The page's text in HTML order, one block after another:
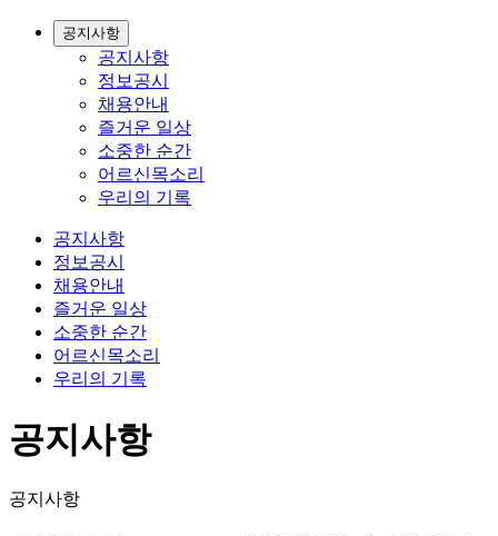
공지사항
공지사항
정보공시
채용안내
즐거운 일상
소중한 순간
어르신목소리
우리의 기록
공지사항
정보공시
채용안내
즐거운 일상
소중한 순간
어르신목소리
우리의 기록
공지사항
공지사항